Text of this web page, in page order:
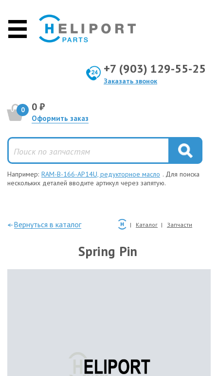
+7 (903) 129-55-25
Заказать звонок
0 0 ₽
Оформить заказ
Например: RAM-B-166-AP14U, редукторное масло . Для поиска
нескольких деталей вводите артикул через запятую.
—Вернуться в каталог Каталог Запчасти
Spring Pin